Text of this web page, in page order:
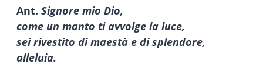
Ant. Signore mio Dio,
come un manto ti avvolge la luce,
sei rivestito di maestà e di splendore,
alleluia.